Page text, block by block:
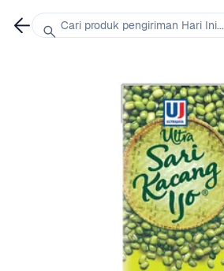
Cari produk pengiriman Hari Ini...